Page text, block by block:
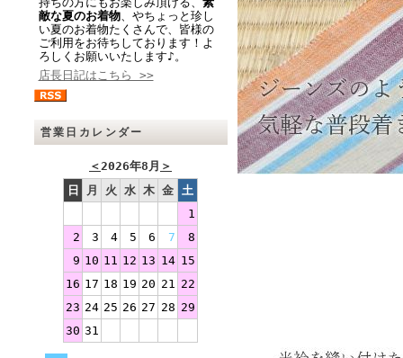
敵な夏のお着物、やちょっと珍し
い夏のお着物たくさんで、皆様の
ご利用をお待ちしております！よ
ろしくお願いいたします♪。
店長日記はこちら >>
営業日カレンダー
＜2026年8月 ＞
日
月 火 水 木 金 土
1
2
3 4 5 6 7
8
9 10 11 12 13 14 15
16 17 18 19 20 21 22
23 24 25 26 27 28 29
30 31